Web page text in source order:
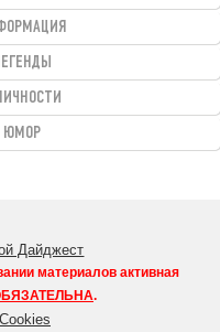
ЮМОР
Дайджест
материалов активная
.